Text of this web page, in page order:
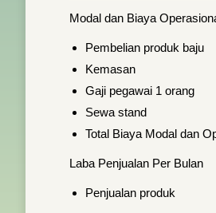
Modal dan Biaya
Pembelian
Gaji pegawai
Sewa
Total Biaya Modal
Laba Penjualan Per Bulan
Penjualan produk